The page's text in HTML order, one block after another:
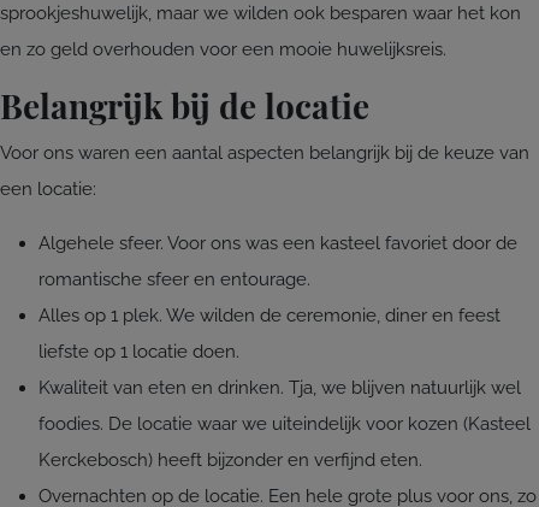
sprookjeshuwelijk, maar we wilden ook besparen waar het kon
en zo geld overhouden voor een mooie huwelijksreis.
Belangrijk bij de locatie
Voor ons waren een aantal aspecten belangrijk bij de keuze van
een locatie:
Algehele sfeer. Voor ons was een kasteel favoriet door de
romantische sfeer en entourage.
Alles op 1 plek. We wilden de ceremonie, diner en feest
liefste op 1 locatie doen.
Kwaliteit van eten en drinken. Tja, we blijven natuurlijk wel
foodies. De locatie waar we uiteindelijk voor kozen (Kasteel
Kerckebosch) heeft bijzonder en verfijnd eten.
Overnachten op de locatie. Een hele grote plus voor ons, zo